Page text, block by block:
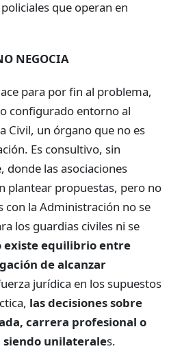
que operan en
NEGOCIA
para por fin al problema,
configurado entorno al
Civil, un órgano que no es
Es consultivo, sin
donde las asociaciones
plantear propuestas, pero no
con la Administración no se
los guardias civiles ni se
existe equilibrio entre
de alcanzar
jurídica en los supuestos
las decisiones sobre
carrera profesional o
unilaterales.